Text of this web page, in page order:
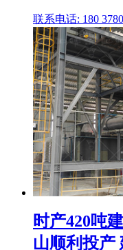
联系电话: 180
时产420吨
山顺利投产